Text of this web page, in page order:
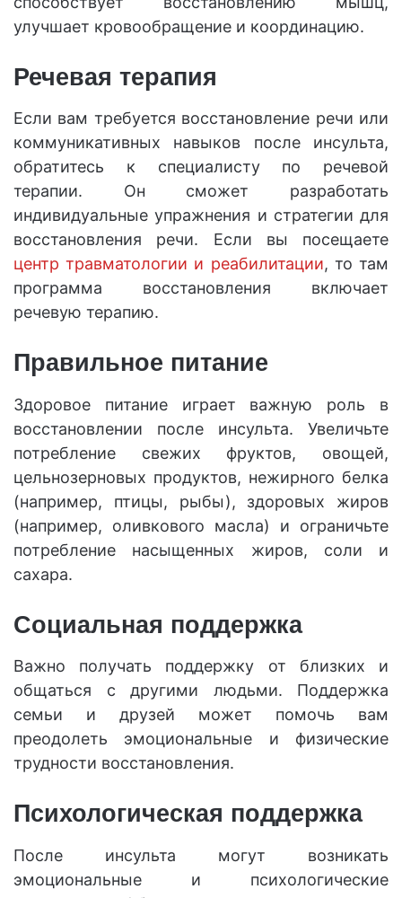
улучшает кровообращение и координацию.
Речевая терапия
Если вам требуется восстановление речи или
коммуникативных навыков после инсульта,
обратитесь к специалисту по речевой
терапии. Он сможет разработать
индивидуальные упражнения и стратегии для
восстановления речи. Если вы посещаете
центр травматологии и реабилитации, то там
программа восстановления включает
речевую терапию.
Правильное питание
Здоровое питание играет важную роль в
восстановлении после инсульта. Увеличьте
потребление свежих фруктов, овощей,
цельнозерновых продуктов, нежирного белка
(например, птицы, рыбы), здоровых жиров
(например, оливкового масла) и ограничьте
потребление насыщенных жиров, соли и
сахара.
Социальная поддержка
Важно получать поддержку от близких и
общаться с другими людьми. Поддержка
семьи и друзей может помочь вам
преодолеть эмоциональные и физические
трудности восстановления.
Психологическая поддержка
После инсульта могут возникать
эмоциональные и психологические